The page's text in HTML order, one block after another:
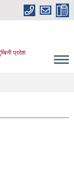
प्रदेश